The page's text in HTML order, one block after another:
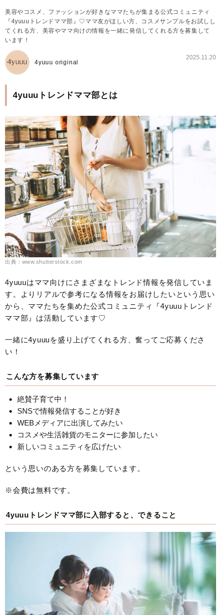
美容やコスメ、ファッションが好きなママたちが集まる公式コミュニティ
『4yuuuトレンドママ部』♡ママ友がほしい方、コスメサンプルをお試しし
てくれる方、美容やママ向けの情報を一緒に発信してくれる方を募集して
います！
4yuuu original
2025.11.20
4yuuuトレンドママ部とは
出典：www.shutterstock.com
4yuuuはママ向けにさまざまなトレンド情報を発信していま
す。よりリアルで参考になる情報をお届けしたいという思い
から、ママたちを集めた公式コミュニティ『4yuuuトレンド
ママ部』は活動しています♡
一緒に4yuuuを盛り上げてくれる方、奮ってご応募くださ
い！
こんな方を募集しています
絶賛子育て中！
SNSで情報発信することが好き
WEBメディアに出演してみたい
コスメや生活雑貨のモニターに参加したい
新しいコミュニティを広げたい
という思いのある方を募集しています。
※会費は無料です。
4yuuuトレンドママ部に入部すると、できること